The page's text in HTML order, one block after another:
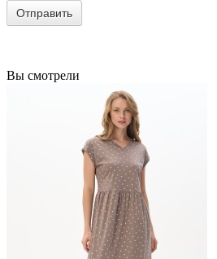
Вы смотрели